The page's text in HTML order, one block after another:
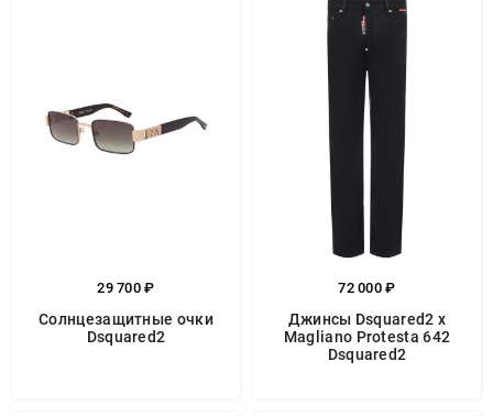
29 700 ₽
Солнцезащитные очки
Dsquared2
72 000 ₽
Джинсы Dsquared2 x
Magliano Protesta 642
Dsquared2